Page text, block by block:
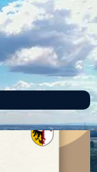
Czernica!